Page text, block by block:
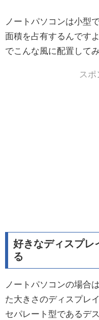
ノートパソコンは小型
面積を占有するんです
でこんな風に配置して
スポ
好きなディスプレ
る
ノートパソコンの場合
た大きさのディスプレ
セパレート型であるデ